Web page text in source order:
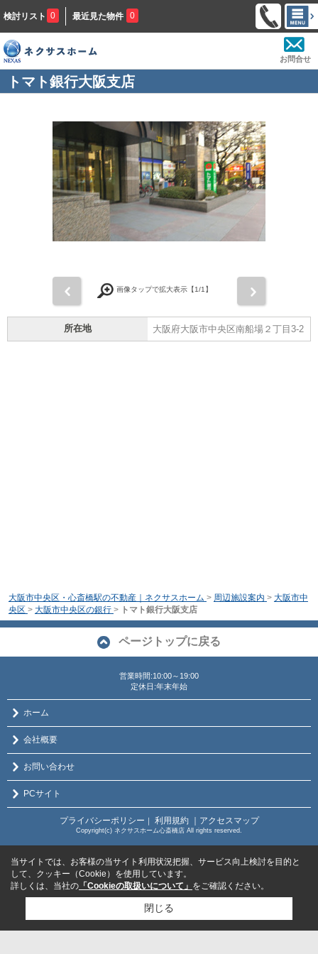
検討リスト 0 最近見た物件 0
お問合せ
トマト銀行大阪支店
画像タップで拡大表示【1/1】
所在地 大阪府大阪市中央区南船場２丁目3-2
大阪市中央区・心斎橋駅の不動産｜ネクサスホーム > 周辺施設案内 > 大阪市中
央区 > 大阪市中央区の銀行 > トマト銀行大阪支店
ページトップに戻る
営業時間:10:00～19:00
定休日:年末年始
ホーム
会社概要
お問い合わせ
PCサイト
プライバシーポリシー ｜ 利用規約 ｜アクセスマップ
Copyright(c) ネクサスホーム心斎橋店 All rights reserved.
当サイトでは、お客様の当サイト利用状況把握、サービス向上検討を目的と
して、クッキー（Cookie）を使用しています。
詳しくは、当社の 「Cookieの取扱いについて」 をご確認ください。
閉じる